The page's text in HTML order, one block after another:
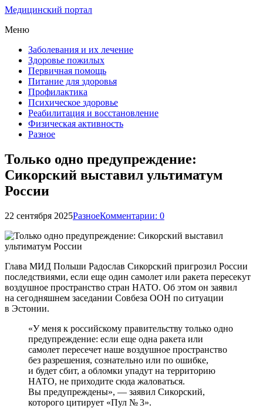
Медицинский портал
Меню
Заболевания и их лечение
Здоровье пожилых
Первичная помощь
Питание для здоровья
Профилактика
Психическое здоровье
Реабилитация и восстановление
Физическая активность
Разное
Только одно предупреждение:
Сикорский выставил ультиматум
России
22 сентября 2025РазноеКомментарии: 0
Глава МИД Польши Радослав Сикорский пригрозил России
последствиями, если еще один самолет или ракета пересекут
воздушное пространство стран НАТО. Об этом он заявил
на сегодняшнем заседании Совбеза ООН по ситуации
в Эстонии.
«У меня к российскому правительству только одно
предупреждение: если еще одна ракета или
самолет пересечет наше воздушное пространство
без разрешения, сознательно или по ошибке,
и будет сбит, а обломки упадут на территорию
НАТО, не приходите сюда жаловаться.
Вы предупреждены», — заявил Сикорский,
которого цитирует «Пул № 3».